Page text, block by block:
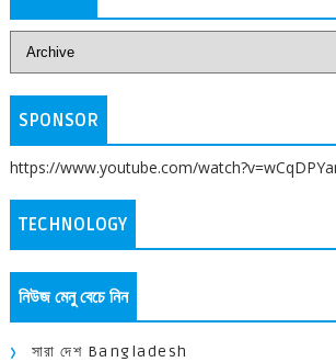
SPONSOR
https://www.youtube.com/
TECHNOLOGY
নিউজ মেনু বেচে নিন
সারা দেশ Bangladesh